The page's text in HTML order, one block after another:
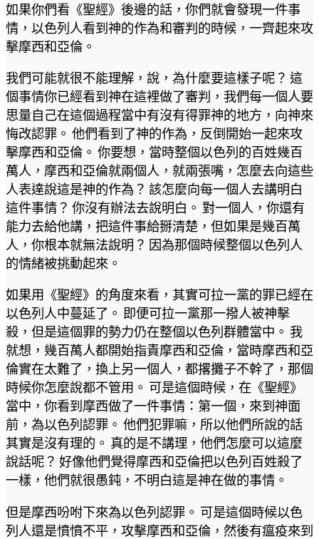
如果你們看《聖經》後邊的話，你們就會發現一件事
情，以色列人看到神的作為和審判的時候，一齊起來攻
擊摩西和亞倫。
我們可能就很不能理解，說，為什麼要這樣子呢？ 這
個事情你已經看到神在這裡做了審判，我們每一個人要
思量自己在這個過程當中有沒有得罪神的地方，向神來
悔改認罪。 他們看到了神的作為，反倒開始一起來攻
擊摩西和亞倫。 你要想，當時整個以色列的百姓幾百
萬人，摩西和亞倫就兩個人，就兩張嘴，怎麼去向這些
人表達說這是神的作為？ 該怎麼向每一個人去講明白
這件事情？ 你沒有辦法去說明白。 對一個人，你還有
能力去給他講，把這件事給掰清楚，但如果是幾百萬
人，你根本就無法說明？ 因為那個時候整個以色列人
的情緒被挑動起來。
如果用《聖經》的角度來看，其實可拉一黨的罪已經在
以色列人中蔓延了。 即便可拉一黨那一撥人被神擊
殺，但是這個罪的勢力仍在整個以色列群體當中。 我
就想，幾百萬人都開始指責摩西和亞倫，當時摩西和亞
倫實在太難了，換上另一個人，都撂攤子不幹了，那個
時候你怎麼說都不管用。 可是這個時候，在《聖經》
當中，你看到摩西做了一件事情：第一個，來到神面
前，為以色列認罪。 他們犯罪嘛，所以他們所說的話
其實是沒有理的。 真的是不講理，他們怎麼可以這麼
說話呢？ 好像他們覺得摩西和亞倫把以色列百姓殺了
一樣，他們就很愚鈍，不明白這是神在做的事情。
但是摩西吩咐下來為以色列認罪。 可是這個時候以色
列人還是憤憤不平，攻擊摩西和亞倫，然後有瘟疫來到